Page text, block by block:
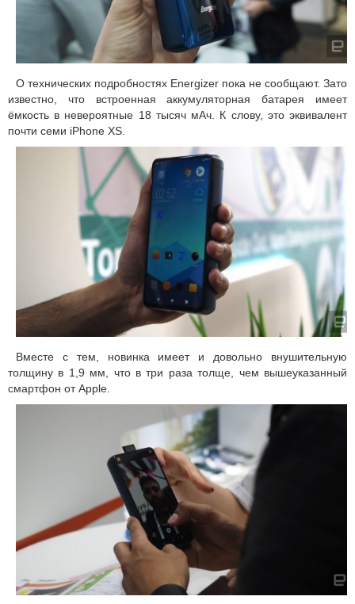
О технических подробностях Energizer пока не сообщают. Зато
известно, что встроенная аккумуляторная батарея имеет
ёмкость в невероятные 18 тысяч мАч. К слову, это эквивалент
почти семи iPhone XS.
Вместе с тем, новинка имеет и довольно внушительную
толщину в 1,9 мм, что в три раза толще, чем вышеуказанный
смартфон от Apple.